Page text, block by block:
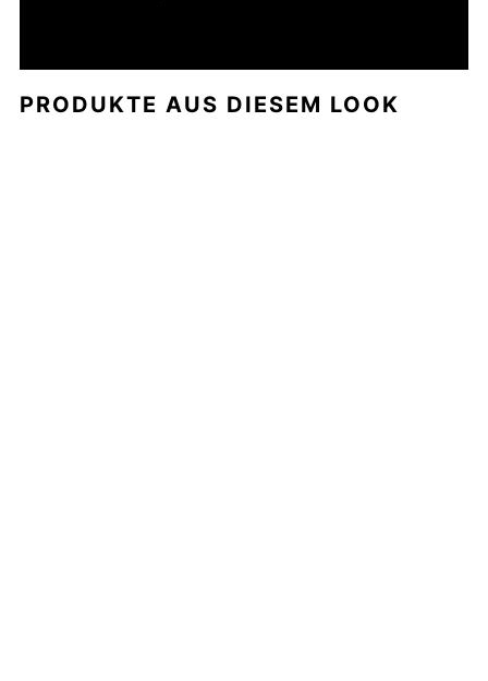
PRODUKTE AUS DIESEM LOOK